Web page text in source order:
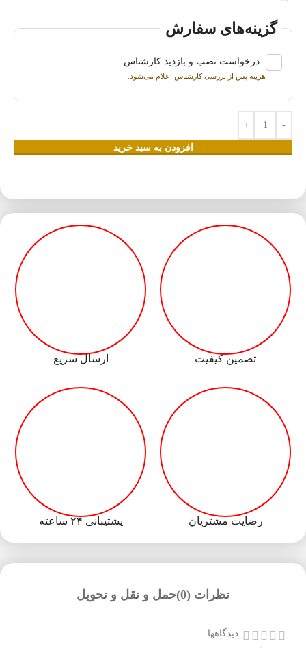
گزینه‌های سفارش
درخواست نصب و بازدید کارشناس
هزینه پس از بررسی کارشناس اعلام می‌شود.
افزودن به سبد خرید
تضمین کیفیت ارسال سریع
رضایت مشتریان پشتیبانی ۲۴ ساعته
نظرات (0) حمل و نقل و تحویل
دیدگاهها